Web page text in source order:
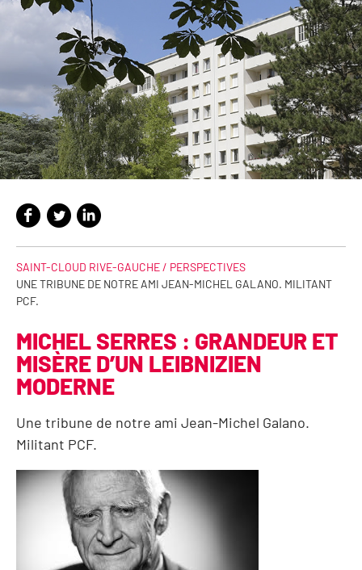
SAINT-CLOUD RIVE-GAUCHE / PERSPECTIVES
UNE TRIBUNE DE NOTRE AMI JEAN-MICHEL GALANO. MILITANT
PCF.
MICHEL SERRES : GRANDEUR ET
MISÈRE D’UN LEIBNIZIEN
MODERNE
Une tribune de notre ami Jean-Michel Galano.
Militant PCF.